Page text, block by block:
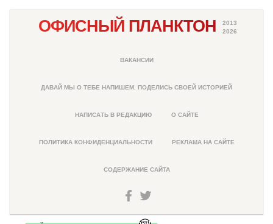
ОФИСНЫЙ ПЛАНКТОН
2013
2026
ВАКАНСИИ
ДАВАЙ МЫ О ТЕБЕ НАПИШЕМ. ПОДЕЛИСЬ СВОЕЙ ИСТОРИЕЙ
НАПИСАТЬ В РЕДАКЦИЮ О САЙТЕ
ПОЛИТИКА КОНФИДЕНЦИАЛЬНОСТИ РЕКЛАМА НА САЙТЕ
СОДЕРЖАНИЕ САЙТА